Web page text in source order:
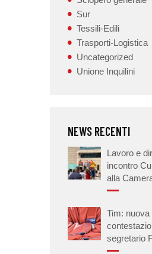
Sur
Tessili-Edili
Trasporti-Logistica
Uncategorized
Unione Inquilini
NEWS RECENTI
Lavoro e
incontro
alla
Tim: nuova
segretario